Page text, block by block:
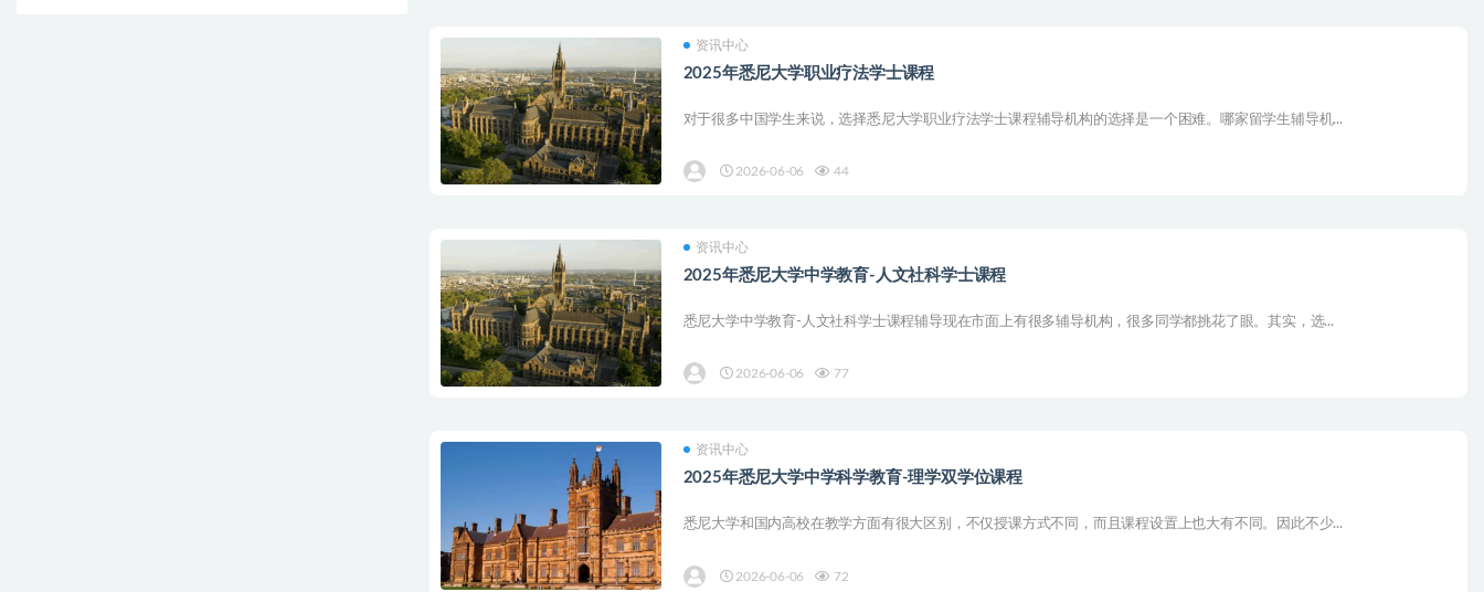
资讯中心
2025年悉尼大学职业疗法学士课程
对于很多中国学生来说，选择悉尼大学职业疗法学士课程辅导机构的选择是一个困难。哪家留学生辅导机...
2026-06-06 44
资讯中心
2025年悉尼大学中学教育-人文社科学士课程
悉尼大学中学教育-人文社科学士课程辅导现在市面上有很多辅导机构，很多同学都挑花了眼。其实，选...
2026-06-06 77
资讯中心
2025年悉尼大学中学科学教育-理学双学位课程
悉尼大学和国内高校在教学方面有很大区别，不仅授课方式不同，而且课程设置上也大有不同。因此不少...
2026-06-06 72